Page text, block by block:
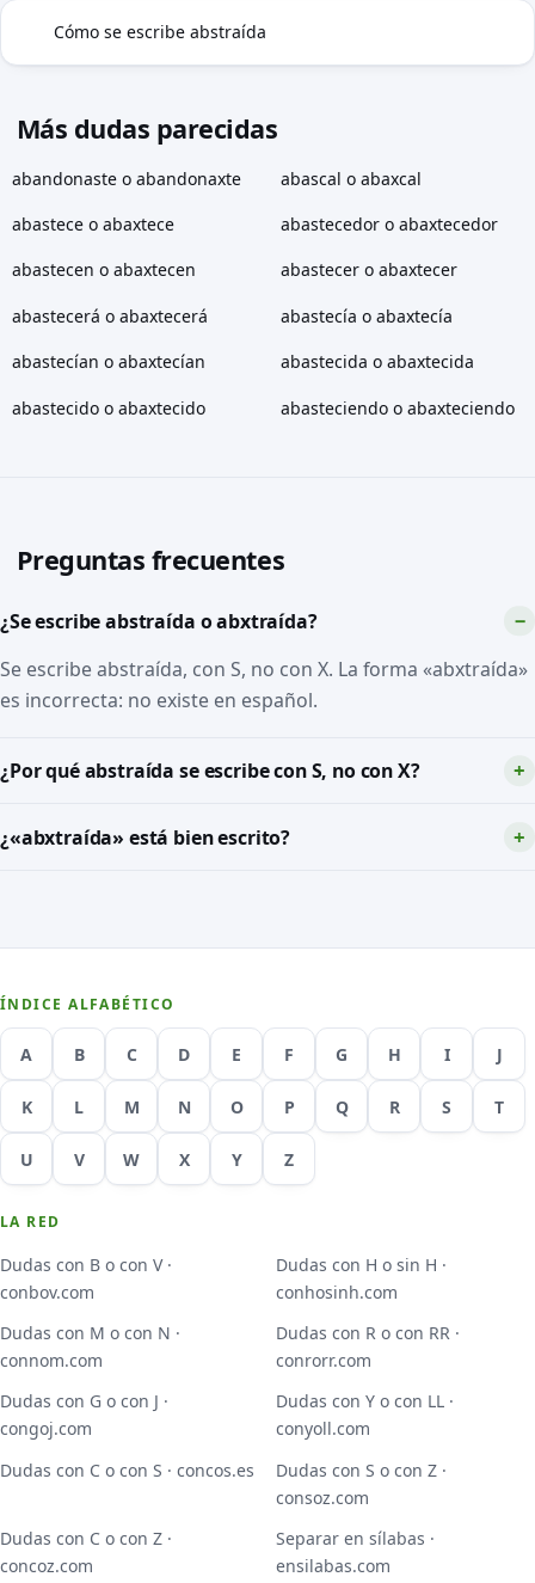
Cómo se escribe abstraída
Más dudas parecidas
abandonaste o abandonaxte abascal o abaxcal
abastece o abaxtece abastecedor o abaxtecedor
abastecen o abaxtecen abastecer o abaxtecer
abastecerá o abaxtecerá abastecía o abaxtecía
abastecían o abaxtecían abastecida o abaxtecida
abastecido o abaxtecido abasteciendo o abaxteciendo
Preguntas frecuentes
¿Se escribe abstraída o abxtraída?
Se escribe abstraída, con S, no con X. La forma «abxtraída»
es incorrecta: no existe en español.
¿Por qué abstraída se escribe con S, no con X?
¿«abxtraída» está bien escrito?
ÍNDICE ALFABÉTICO
A B C D E F G H I J
K L M N O P Q R S T
U V W X Y Z
LA RED
Dudas con B o con V ·
conbov.com
Dudas con H o sin H ·
conhosinh.com
Dudas con M o con N ·
connom.com
Dudas con R o con RR ·
conrorr.com
Dudas con G o con J ·
congoj.com
Dudas con Y o con LL ·
conyoll.com
Dudas con C o con S · concos.es
Dudas con S o con Z ·
consoz.com
Dudas con C o con Z ·
concoz.com
Separar en sílabas ·
ensilabas.com